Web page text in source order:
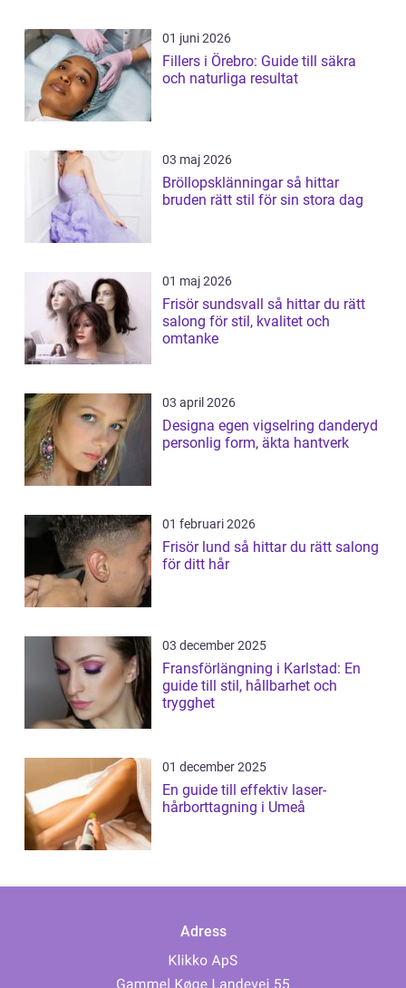
01 juni 2026
Fillers i Örebro: Guide till säkra
och naturliga resultat
03 maj 2026
Bröllopsklänningar så hittar
bruden rätt stil för sin stora dag
01 maj 2026
Frisör sundsvall så hittar du rätt
salong för stil, kvalitet och
omtanke
03 april 2026
Designa egen vigselring danderyd
personlig form, äkta hantverk
01 februari 2026
Frisör lund så hittar du rätt salong
för ditt hår
03 december 2025
Fransförlängning i Karlstad: En
guide till stil, hållbarhet och
trygghet
01 december 2025
En guide till effektiv laser-
hårborttagning i Umeå
Adress